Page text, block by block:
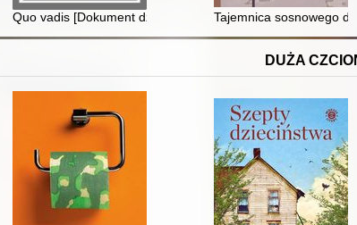
Quo vadis [Dokument dźwiękowy] Tajemnica sosnowego
DUŻA